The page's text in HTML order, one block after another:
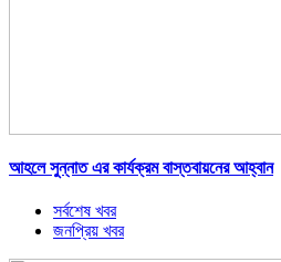
আহলে সুন্নাত এর কার্যক্রম বাস্তবায়নের আহ্বান
সর্বশেষ খবর
জনপ্রিয় খবর